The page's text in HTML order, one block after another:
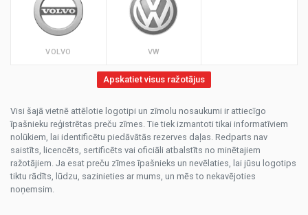
VOLVO VW
Apskatiet visus ražotājus
Visi šajā vietnē attēlotie logotipi un zīmolu nosaukumi ir attiecīgo
īpašnieku reģistrētas preču zīmes. Tie tiek izmantoti tikai informatīviem
nolūkiem, lai identificētu piedāvātās rezerves daļas. Redparts nav
saistīts, licencēts, sertificēts vai oficiāli atbalstīts no minētajiem
ražotājiem. Ja esat preču zīmes īpašnieks un nevēlaties, lai jūsu logotips
tiktu rādīts, lūdzu, sazinieties ar mums, un mēs to nekavējoties
noņemsim.